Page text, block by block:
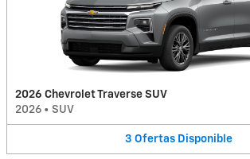
2026 Chevrolet Traverse SUV
2026 • SUV
3 Ofertas Disponible